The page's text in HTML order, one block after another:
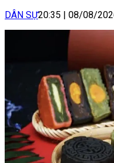
DÂN SỰ20:35 08/08/